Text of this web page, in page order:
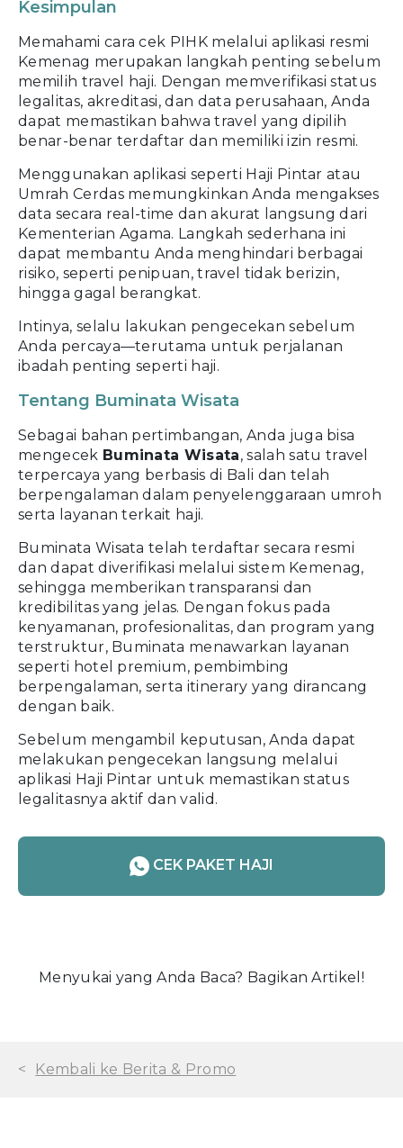
Kesimpulan
Memahami cara cek PIHK melalui aplikasi resmi
Kemenag merupakan langkah penting sebelum
memilih travel haji. Dengan memverifikasi status
legalitas, akreditasi, dan data perusahaan, Anda
dapat memastikan bahwa travel yang dipilih
benar-benar terdaftar dan memiliki izin resmi.
Menggunakan aplikasi seperti Haji Pintar atau
Umrah Cerdas memungkinkan Anda mengakses
data secara real-time dan akurat langsung dari
Kementerian Agama. Langkah sederhana ini
dapat membantu Anda menghindari berbagai
risiko, seperti penipuan, travel tidak berizin,
hingga gagal berangkat.
Intinya, selalu lakukan pengecekan sebelum
Anda percaya—terutama untuk perjalanan
ibadah penting seperti haji.
Tentang Buminata Wisata
Sebagai bahan pertimbangan, Anda juga bisa
mengecek Buminata Wisata, salah satu travel
terpercaya yang berbasis di Bali dan telah
berpengalaman dalam penyelenggaraan umroh
serta layanan terkait haji.
Buminata Wisata telah terdaftar secara resmi
dan dapat diverifikasi melalui sistem Kemenag,
sehingga memberikan transparansi dan
kredibilitas yang jelas. Dengan fokus pada
kenyamanan, profesionalitas, dan program yang
terstruktur, Buminata menawarkan layanan
seperti hotel premium, pembimbing
berpengalaman, serta itinerary yang dirancang
dengan baik.
Sebelum mengambil keputusan, Anda dapat
melakukan pengecekan langsung melalui
aplikasi Haji Pintar untuk memastikan status
legalitasnya aktif dan valid.
CEK PAKET HAJI
Menyukai yang Anda Baca? Bagikan Artikel!
< Kembali ke Berita & Promo